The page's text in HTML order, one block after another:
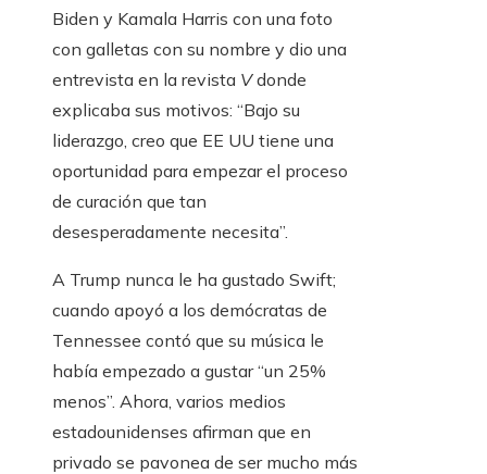
Biden y Kamala Harris con una foto
con galletas con su nombre y dio una
entrevista en la revista Vdonde
explicaba sus motivos: “Bajo su
liderazgo, creo que EE UU tiene una
oportunidad para empezar el proceso
de curación que tan
desesperadamente necesita”.
A Trump nunca le ha gustado Swift;
cuando apoyó a los demócratas de
Tennessee contó que su música le
había empezado a gustar “un 25%
menos”. Ahora, varios medios
estadounidenses afirman que en
privado se pavonea de ser mucho más